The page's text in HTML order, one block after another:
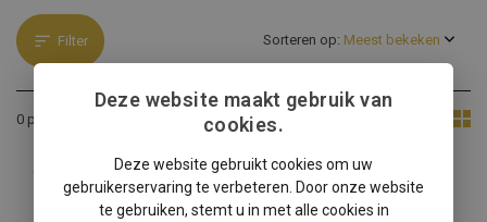
Filter
0 producten
Sorteren op:
Geen producten gevonden!...
Deze website maakt gebruik van
cookies.
Deze website gebruikt cookies om uw
gebruikerservaring te verbeteren. Door onze website
te gebruiken, stemt u in met alle cookies in